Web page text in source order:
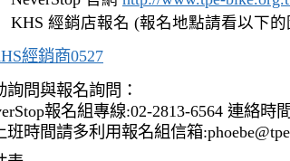
KHS 經銷店報名 (報名地點請看以下
詢問與報名詢問：
報名組專線:02-2813-6564 連絡時
班時間請多利用報名組信箱